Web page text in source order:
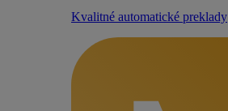
Kvalitné automatické preklady